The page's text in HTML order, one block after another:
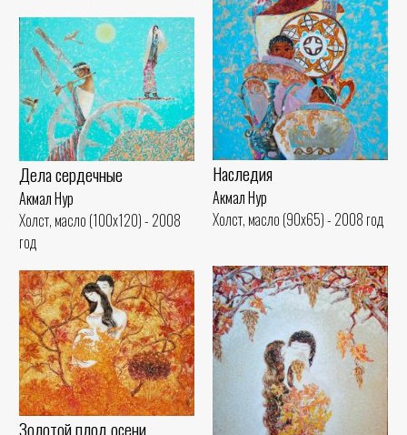
Наследия
Акмал Нур
Холст, масло (90x65) - 2008 год
Дела сердечные
Акмал Нур
Холст, масло (100x120) - 2008
год
Золотой плод осени